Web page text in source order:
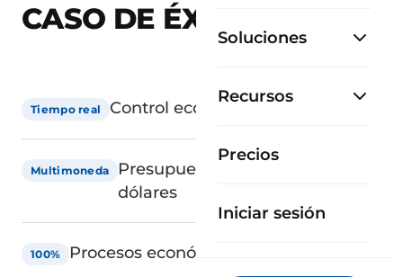
Soluciones
Recursos
Precios
Iniciar sesión
CASO DE ÉXITO ÁPICE
Tiempo real Control económico de obra
Multimoneda
Presupuestos en pesos y
dólares
100% Procesos económicos centralizados